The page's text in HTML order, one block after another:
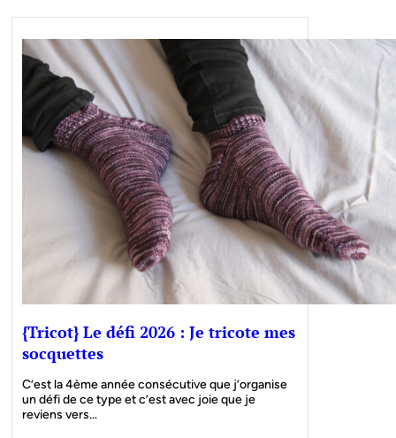
{Tricot} Le défi 2026 : Je tricote mes
socquettes
C’est la 4ème année consécutive que j’organise
un défi de ce type et c’est avec joie que je
reviens vers…